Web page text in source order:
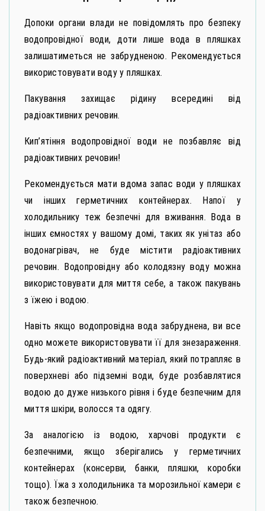
Допоки органи влади не повідомлять про безпеку
водопровідної води, доти лише вода в пляшках
залишатиметься не забрудненою. Рекомендується
використовувати воду у пляшках.
Пакування захищає рідину всередині від
радіоактивних речовин.
Кип’ятіння водопровідної води не позбавляє від
радіоактивних речовин!
Рекомендується мати вдома запас води у пляшках
чи інших герметичних контейнерах. Напої у
холодильнику теж безпечні для вживання. Вода в
інших ємностях у вашому домі, таких як унітаз або
водонагрівач, не буде містити радіоактивних
речовин. Водопровідну або колодязну воду можна
використовувати для миття себе, а також пакувань
з їжею і водою.
Навіть якщо водопровідна вода забруднена, ви все
одно можете використовувати її для знезараження.
Будь-який радіоактивний матеріал, який потрапляє в
поверхневі або підземні води, буде розбавлятися
водою до дуже низького рівня і буде безпечним для
миття шкіри, волосся та одягу.
За аналогією із водою, харчові продукти є
безпечними, якщо зберігались у герметичних
контейнерах (консерви, банки, пляшки, коробки
тощо). Їжа з холодильника та морозильної камери є
також безпечною.